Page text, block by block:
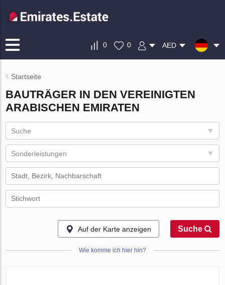
0 0 AED
Startseite
BAUTRÄGER IN DEN VEREINIGTEN
ARABISCHEN EMIRATEN
Suche
Sonderleistungen
Auf der Karte anzeigen Suche
Wie komme ich hier hin?